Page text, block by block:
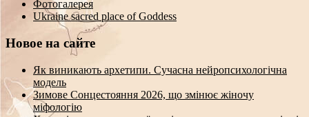
Фотогалерея
Ukraine sacred place of Goddess
Новое на сайте
Як виникають архетипи. Сучасна нейропсихологічна
модель
Зимове Сонцестояння 2026, що змінює жіночу
міфологію